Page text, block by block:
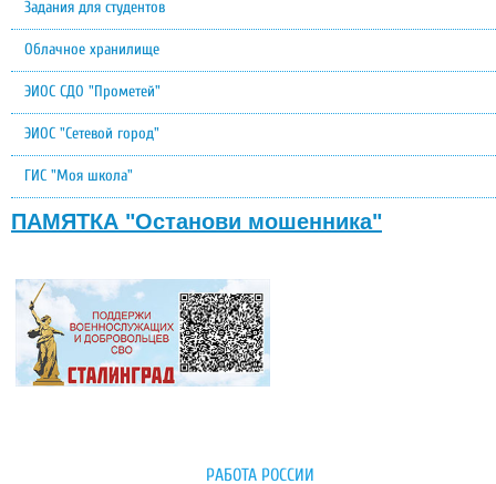
Задания для студентов
Облачное хранилище
ЭИОС СДО "Прометей"
ЭИОС "Сетевой город"
ГИС "Моя школа"
ПАМЯТКА "Останови мошенника"
РАБОТА РОССИИ